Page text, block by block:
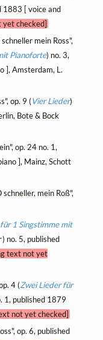
1883 [ voice and
yet checked]
mein Ross",
Pianoforte) no. 3,
], Amsterdam, L.
op. 9 (Vier Lieder)
Bote & Bock
op. 24 no. 1,
], Mainz, Schott
mein Roß",
1 Singstimme mit
) no. 5, published
text not yet
4 (Zwei Lieder für
1, published 1879
not yet checked]
op. 6, published